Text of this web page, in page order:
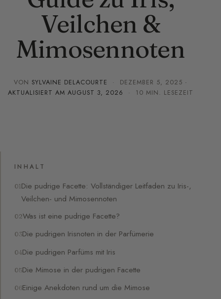
Veilchen &
Mimosennoten
VON SYLVAINE DELACOURTE · DEZEMBER 5, 2025 ·
AKTUALISIERT AM AUGUST 3, 2026 · 10 MIN. LESEZEIT
INHALT
Die pudrige Facette: Vollständiger Leitfaden zu Iris-,
Veilchen- und Mimosennoten
Was ist eine pudrige Facette?
Die pudrigen Irisnoten in der Parfümerie
Die pudrigen Parfüms mit Iris
Die Mimose in der pudrigen Facette
Einige Anekdoten rund um die Mimose